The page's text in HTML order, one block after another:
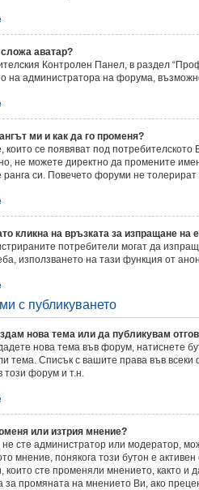
аватар?
Контролен Панел, в раздел
на администратора на форума,
ми и как да го променя?
които се появяват под
не можете директно да промените
ранга си. Повечето форуми не
кликна на връзката за изпращане
потребители могат да
използването на тази функция от
с публикуването
нова тема или да публикувам
нова тема във форум, натиснете
тема. Списък с вашите права във
форум и т.н.
или изтрия мнение?
не сте администратор или модератор,
мнение, понякога този бутон е
които сте променяли мнението, както и
за промяната на мнението Ви, ако